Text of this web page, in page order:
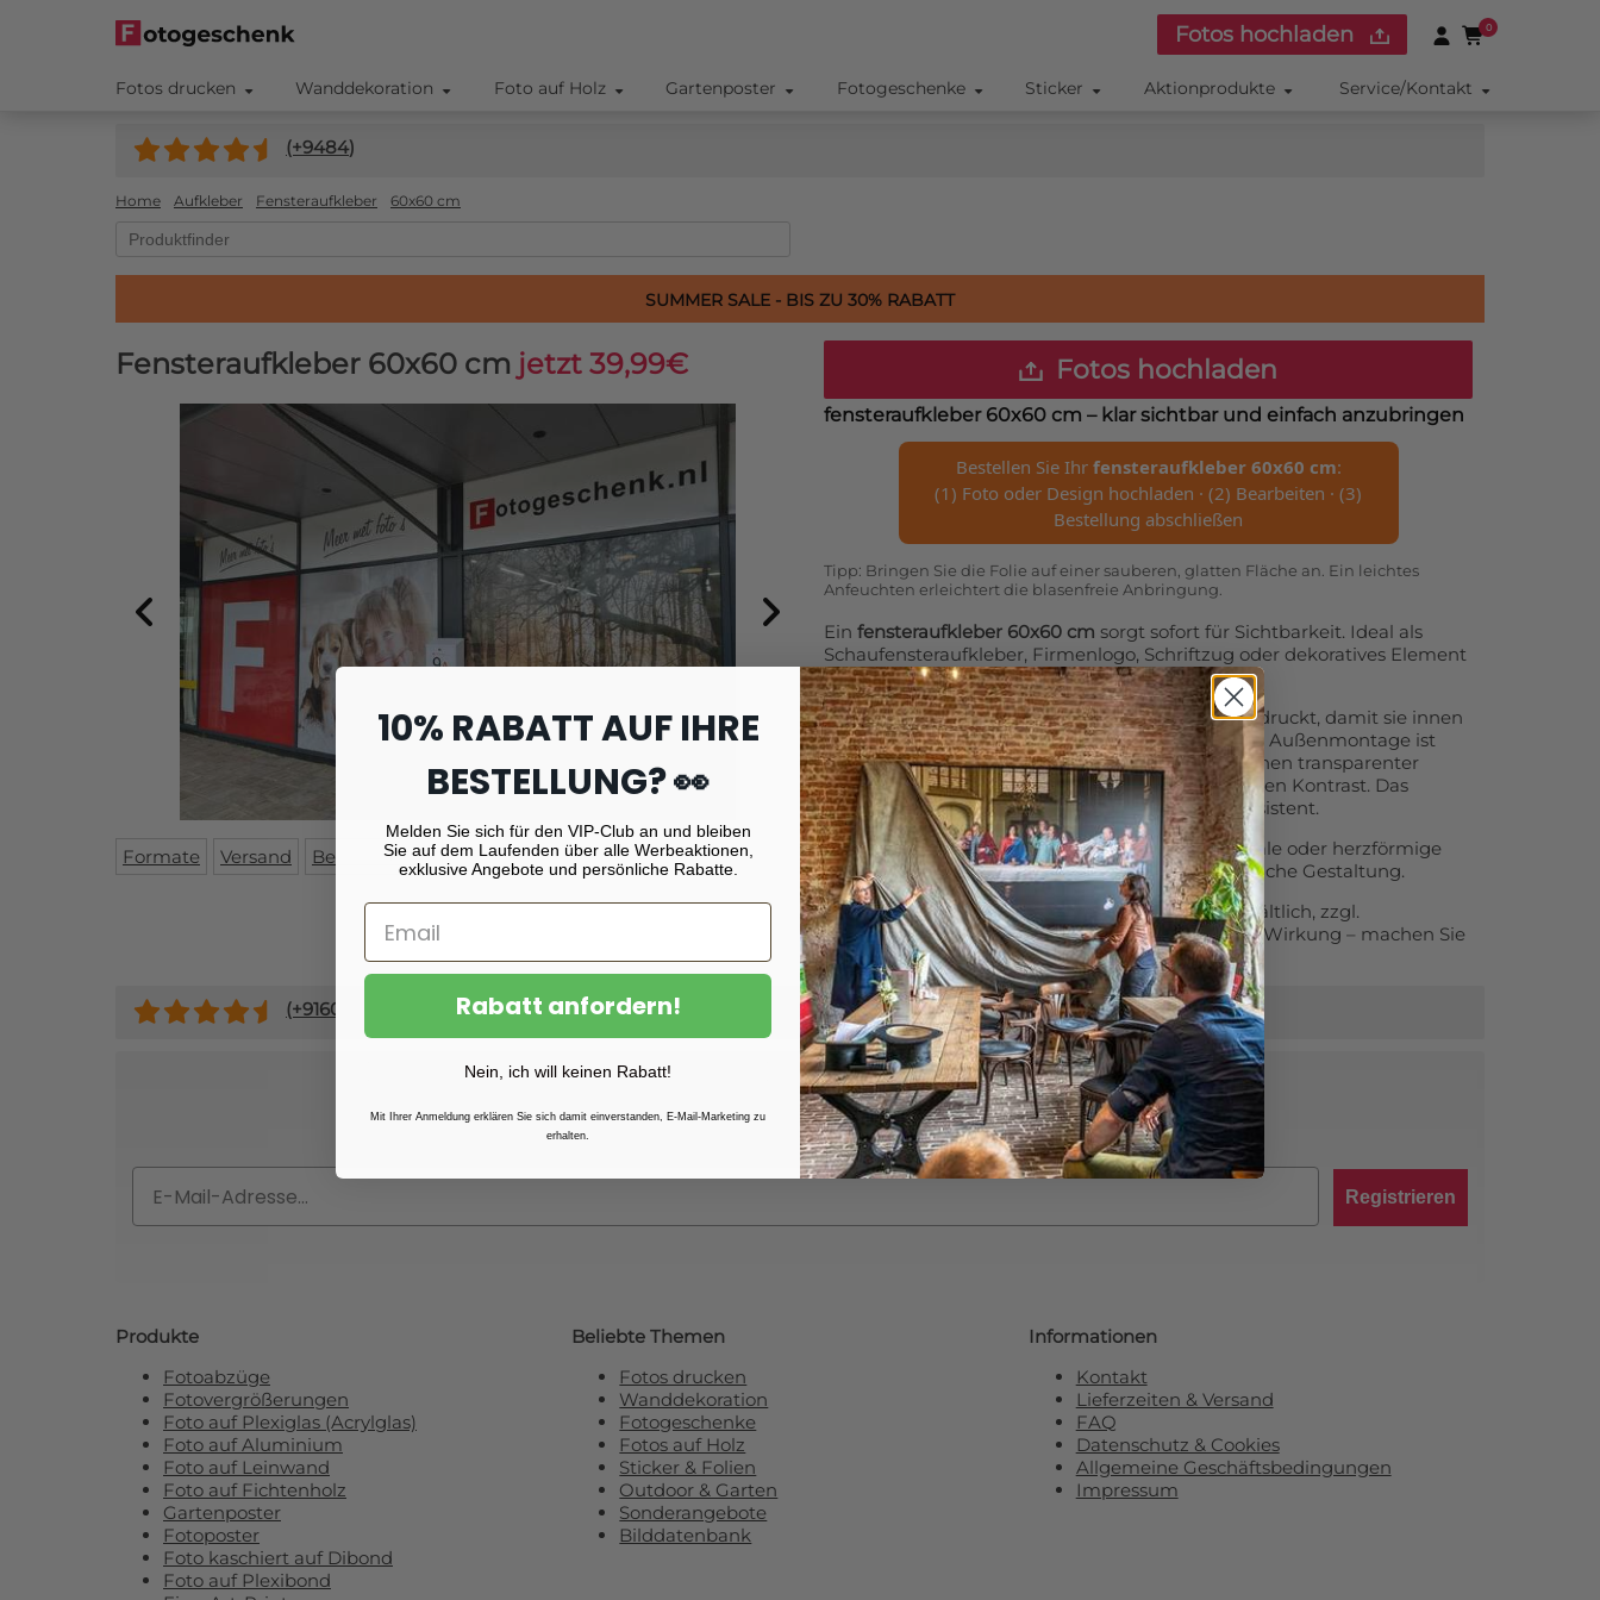
Fotos hochladen 0
Fotos drucken Wanddekoration Foto auf Holz Gartenposter Fotogeschenke Sticker Aktionprodukte Service/Kontakt
(+9484)
Home Aufkleber Fensteraufkleber 60x60 cm
SUMMER SALE - BIS ZU 30% RABATT
Fensteraufkleber 60x60 cm jetzt 39,99€
Formate Versand Beschreibung
Fotos hochladen
fensteraufkleber 60x60 cm – klar sichtbar und einfach anzubringen
Bestellen Sie Ihr fensteraufkleber 60x60 cm:
(1) Foto oder Design hochladen · (2) Bearbeiten · (3)
Bestellung abschließen
Tipp: Bringen Sie die Folie auf einer sauberen, glatten Fläche an. Ein leichtes
Anfeuchten erleichtert die blasenfreie Anbringung.
Ein fensteraufkleber 60x60 cm sorgt sofort für Sichtbarkeit. Ideal als
Schaufensteraufkleber, Firmenlogo, Schriftzug oder dekoratives Element
für Fenster zu Hause oder im Büro.
Standardmäßig wird die Folie spiegelverkehrt gedruckt, damit sie innen
angebracht und außen gelesen werden kann. Für Außenmontage ist
eine normale Variante möglich. Wählen Sie zwischen transparenter
Ausführung oder weißem Hintergrund für stärkeren Kontrast. Das
Material ist wasserfest, UV-beständig und kratzresistent.
Bei quadratischen Formaten sind auch runde, ovale oder herzförmige
Varianten möglich – für eine kreative und persönliche Gestaltung.
Einfensteraufkleber 60x60 cm
ist ab --preis-- erhältlich, zzgl.
Versandkosten. Eine kleine Investition mit großer Wirkung – machen Sie
jedes Fenster zum Blickfang.
(+9160
Abonnieren Sie unseren Newsletter und erhalten SieRabatt von 10 %!
Registrieren
Produkte
Fotoabzüge
Fotovergrößerungen
Foto auf Plexiglas (Acrylglas)
Foto auf Aluminium
Foto auf Leinwand
Foto auf Fichtenholz
Gartenposter
Fotoposter
Foto kaschiert auf Dibond
Foto auf Plexibond
Beliebte Themen
Fotos drucken
Wanddekoration
Fotogeschenke
Fotos auf Holz
Sticker & Folien
Outdoor & Garten
Sonderangebote
Bilddatenbank
Informationen
Kontakt
Lieferzeiten & Versand
FAQ
Datenschutz & Cookies
Allgemeine Geschäftsbedingungen
Impressum
10% RABATT AUF IHRE
BESTELLUNG? 👀
Melden Sie sich für den VIP-Club an und bleiben
Sie auf dem Laufenden über alle Werbeaktionen,
exklusive Angebote und persönliche Rabatte.
Rabatt anfordern!
Nein, ich will keinen Rabatt!
Mit Ihrer Anmeldung erklären Sie sich damit einverstanden, E-Mail-Marketing zu
erhalten.